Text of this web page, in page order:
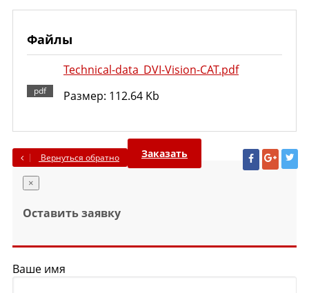
Файлы
Technical-data_DVI-Vision-CAT.pdf
Размер: 112.64 Kb
Вернуться обратно Заказать
×
Оставить заявку
Ваше имя